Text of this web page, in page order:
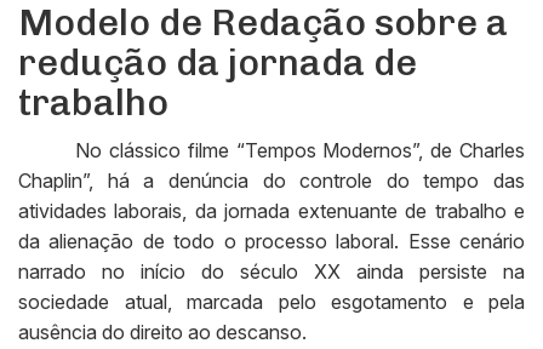
Modelo de Redação sobre a
redução da jornada de
trabalho
No clássico filme “Tempos Modernos”, de Charles
Chaplin”, há a denúncia do controle do tempo das
atividades laborais, da jornada extenuante de trabalho e
da alienação de todo o processo laboral. Esse cenário
narrado no início do século XX ainda persiste na
sociedade atual, marcada pelo esgotamento e pela
ausência do direito ao descanso.